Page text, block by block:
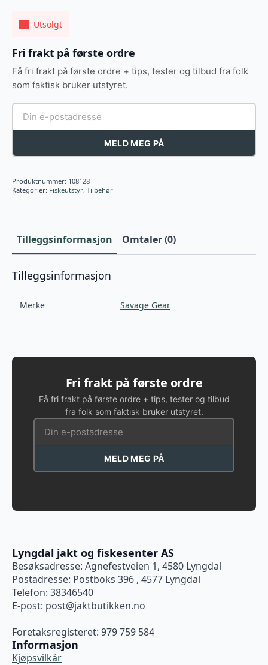
Utsolgt
Fri frakt på første ordre
Få fri frakt på første ordre + tips, tester og tilbud fra folk
som faktisk bruker utstyret.
MELD MEG PÅ
Produktnummer: 108128
Kategorier: Fiskeutstyr, Tilbehør
Tilleggsinformasjon Omtaler (0)
Tilleggsinformasjon
Merke Savage Gear
Fri frakt på første ordre
Få fri frakt på første ordre + tips, tester og tilbud
fra folk som faktisk bruker utstyret.
MELD MEG PÅ
Lyngdal jakt og fiskesenter AS
Besøksadresse: Agnefestveien 1, 4580 Lyngdal
Postadresse: Postboks 396 , 4577 Lyngdal
Telefon: 38346540
E-post: post@jaktbutikken.no
Foretaksregisteret: 979 759 584
Informasjon
Kjøpsvilkår